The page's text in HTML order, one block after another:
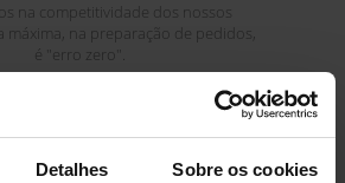
Detalhes Sobre os cookies
na competitividade dos nossos
máxima, na preparação de pedidos,
é "erro zero".